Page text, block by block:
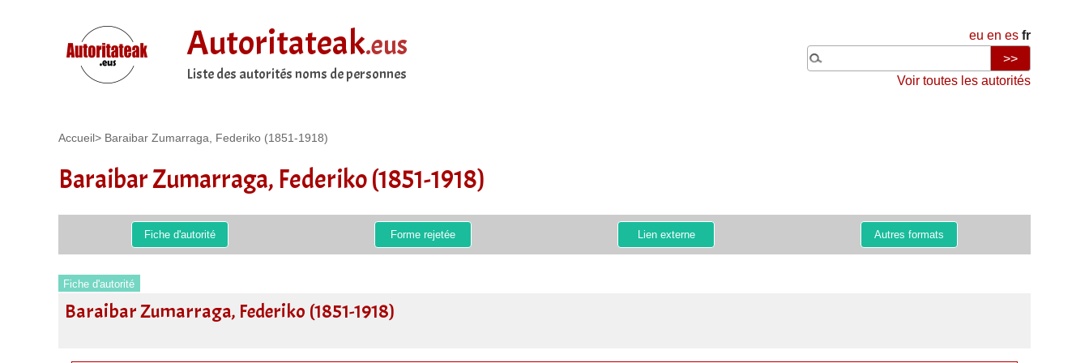
Autoritateak.eus
Liste des autorités noms de personnes
eu en es fr
Voir toutes les autorités
Accueil> Baraibar Zumarraga, Federiko (1851-1918)
Baraibar Zumarraga, Federiko (1851-1918)
Fiche d'autorité Forme rejetée Lien externe Autres formats
Fiche d'autorité
Baraibar Zumarraga, Federiko (1851-1918)